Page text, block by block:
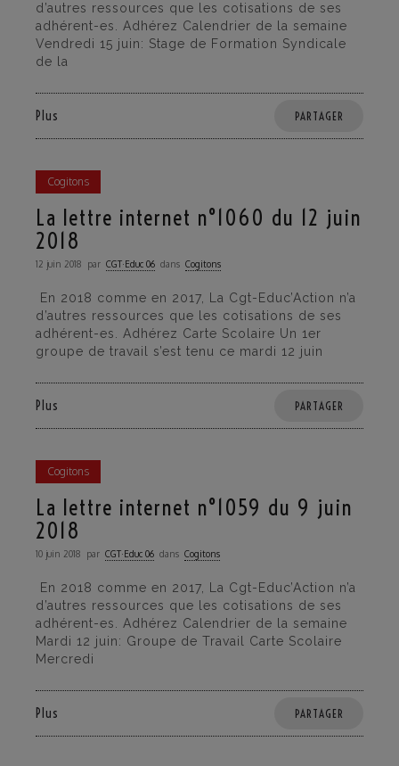
d’autres ressources que les cotisations de ses
adhérent-es. Adhérez Calendrier de la semaine
Vendredi 15 juin: Stage de Formation Syndicale
de la
Plus PARTAGER
Cogitons
La lettre internet n°1060 du 12 juin
2018
12 juin 2018 par CGT·Educ 06 dans Cogitons
En 2018 comme en 2017, La Cgt-Educ’Action n’a
d’autres ressources que les cotisations de ses
adhérent-es. Adhérez Carte Scolaire Un 1er
groupe de travail s’est tenu ce mardi 12 juin
Plus PARTAGER
Cogitons
La lettre internet n°1059 du 9 juin
2018
10 juin 2018 par CGT·Educ 06 dans Cogitons
En 2018 comme en 2017, La Cgt-Educ’Action n’a
d’autres ressources que les cotisations de ses
adhérent-es. Adhérez Calendrier de la semaine
Mardi 12 juin: Groupe de Travail Carte Scolaire
Mercredi
Plus PARTAGER